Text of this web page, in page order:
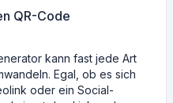
QR-Code
kann fast jede Art
Egal, ob es sich
oder ein Social-